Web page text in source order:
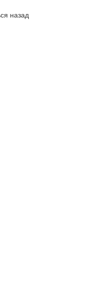
назад